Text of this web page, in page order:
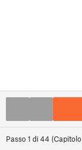
Passo1 di44 (Capitolo